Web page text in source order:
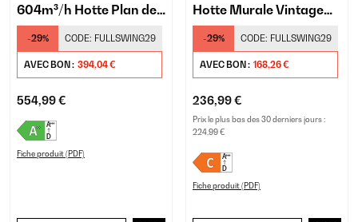
604m³/h Hotte Plan de
Travail Noir
-29% CODE: FULLSWING29
AVEC BON : 394,04 €
554,99 €
Fiche produit (PDF)
Hotte Murale Vintage
Noir
-29% CODE: FULLSWING29
AVEC BON : 168,26 €
236,99 €
Prix le plus bas des 30 derniers jours :
224,99 €
Fiche produit (PDF)